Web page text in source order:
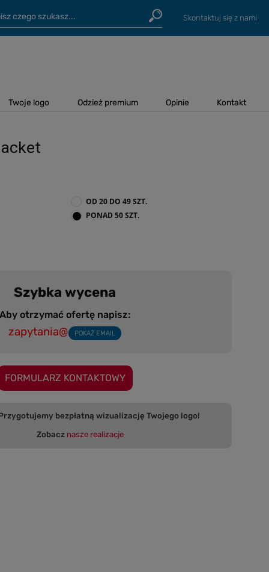
Skontaktuj się z nami
Twoje logo Odzież premium Opinie Kontakt
OD 20 DO 49 SZT.
PONAD 50 SZT.
Szybka wycena
Aby otrzymać ofertę napisz:
zapytania@ POKAŻ EMAIL
FORMULARZ KONTAKTOWY
bezpłatną wizualizację Twojego logo!
Zobacz nasze realizacje